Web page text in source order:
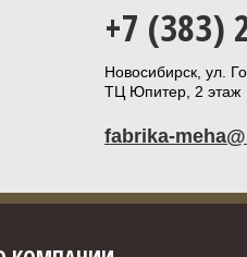
+7 (383)
Новосибирск, ул.
ТЦ Юпитер, 2 этаж
fabrika-